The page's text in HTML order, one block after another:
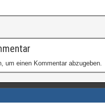
um einen Kommentar abzugeben.